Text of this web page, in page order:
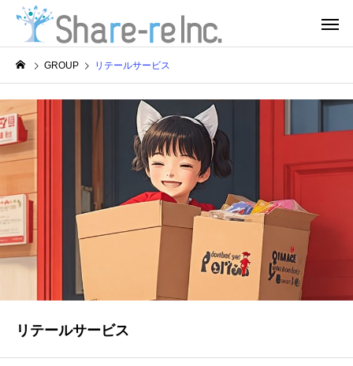
GROUP リテールサービス
リテールサービス